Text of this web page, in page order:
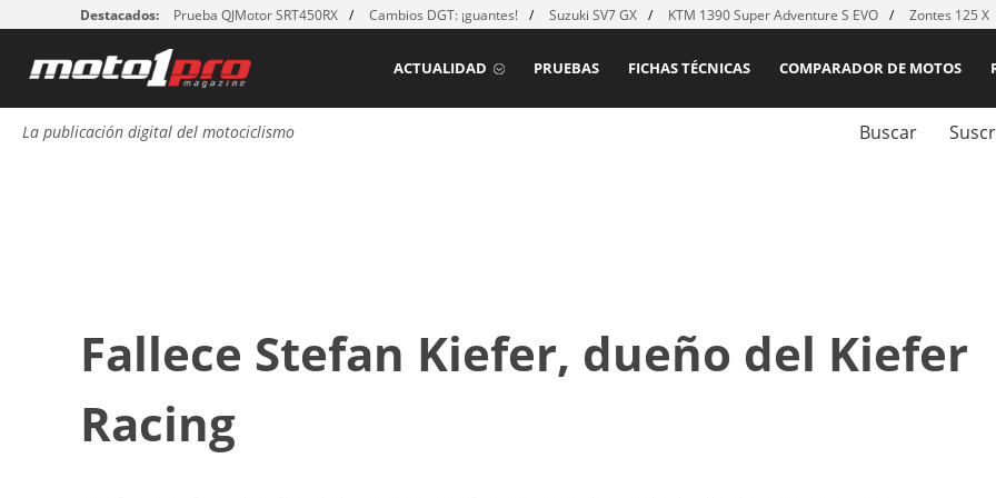
Destacados: Prueba QJMotor SRT450RX Cambios DGT: ¡guantes! Suzuki SV7 GX KTM 1390 Super Adventure S EVO Zontes 125 X
COMPARADOR DE MOTOS
FICHAS TÉCNICAS
PRUEBAS
ACTUALIDAD
La publicación digital del motociclismo Buscar
Fallece Stefan Kiefer, dueño del Kiefer
Racing